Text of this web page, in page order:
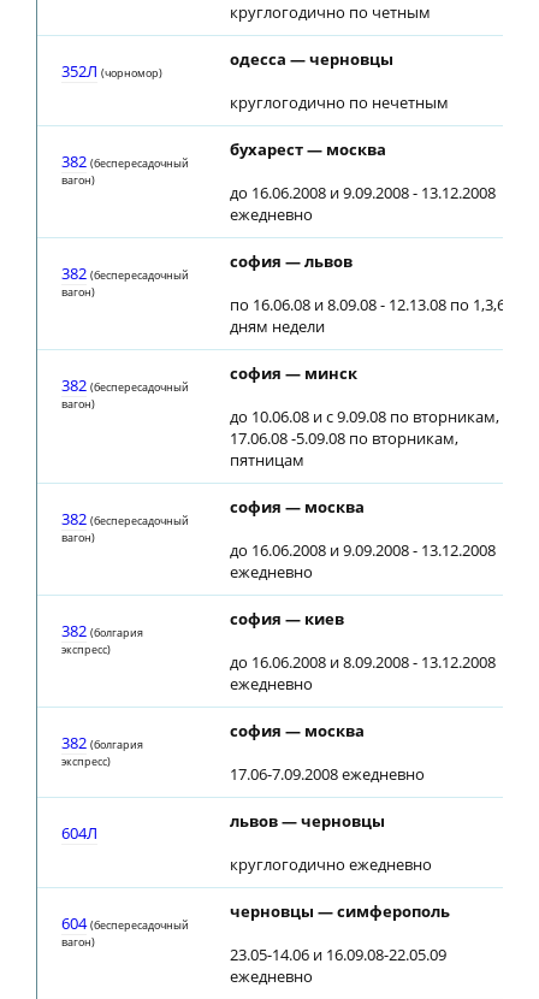
круглогодично по четным
352Л (чорномор)
одесса — черновцы
круглогодично по нечетным
382 (беспересадочный
вагон)
бухарест — москва
до 16.06.2008 и 9.09.2008 - 13.12.2008
ежедневно
382 (беспересадочный
вагон)
софия — львов
по 16.06.08 и 8.09.08 - 12.13.08 по 1,3,6
дням недели
382 (беспересадочный
вагон)
софия — минск
до 10.06.08 и с 9.09.08 по вторникам,
17.06.08 -5.09.08 по вторникам,
пятницам
382 (беспересадочный
вагон)
софия — москва
до 16.06.2008 и 9.09.2008 - 13.12.2008
ежедневно
382 (болгария
экспресс)
софия — киев
до 16.06.2008 и 8.09.2008 - 13.12.2008
ежедневно
382 (болгария
экспресс)
софия — москва
17.06-7.09.2008 ежедневно
604Л
львов — черновцы
круглогодично ежедневно
604 (беспересадочный
вагон)
черновцы — симферополь
23.05-14.06 и 16.09.08-22.05.09
ежедневно